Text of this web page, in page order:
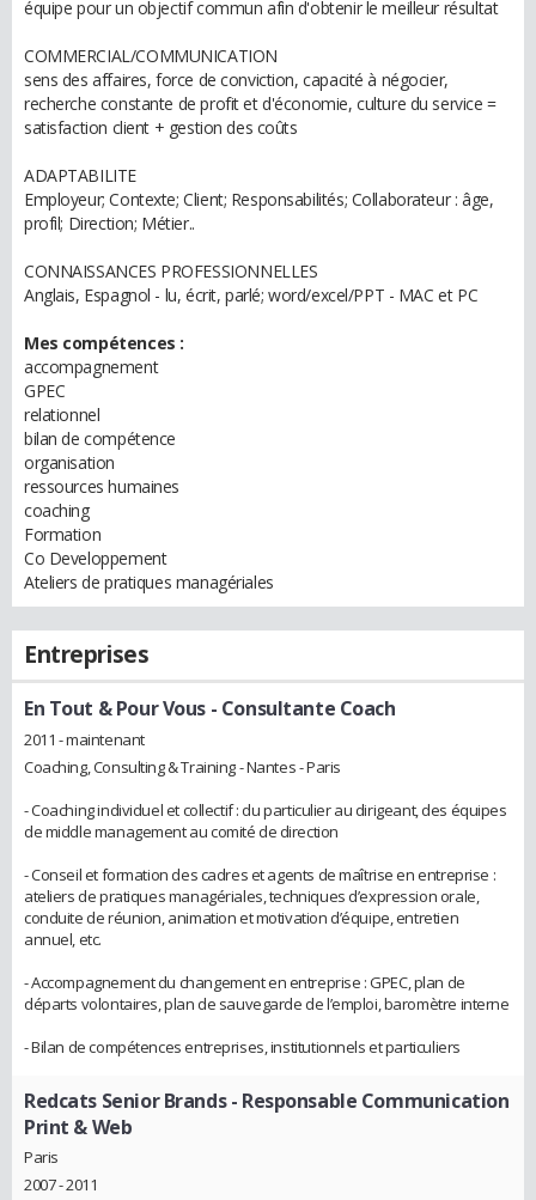
équipe pour un objectif commun afin d'obtenir le meilleur résultat
COMMERCIAL/COMMUNICATION
sens des affaires, force de conviction, capacité à négocier,
recherche constante de profit et d'économie, culture du service =
satisfaction client + gestion des coûts
ADAPTABILITE
Employeur; Contexte; Client; Responsabilités; Collaborateur : âge,
profil; Direction; Métier..
CONNAISSANCES PROFESSIONNELLES
Anglais, Espagnol - lu, écrit, parlé; word/excel/PPT - MAC et PC
Mes compétences :
accompagnement
GPEC
relationnel
bilan de compétence
organisation
ressources humaines
coaching
Formation
Co Developpement
Ateliers de pratiques managériales
Entreprises
En Tout & Pour Vous - Consultante Coach
2011 - maintenant
Coaching, Consulting & Training - Nantes - Paris
- Coaching individuel et collectif : du particulier au dirigeant, des équipes
de middle management au comité de direction
- Conseil et formation des cadres et agents de maîtrise en entreprise :
ateliers de pratiques managériales, techniques d’expression orale,
conduite de réunion, animation et motivation d’équipe, entretien
annuel, etc.
- Accompagnement du changement en entreprise : GPEC, plan de
départs volontaires, plan de sauvegarde de l’emploi, baromètre interne
- Bilan de compétences entreprises, institutionnels et particuliers
Redcats Senior Brands- Responsable Communication
Print & Web
Paris
2007 - 2011